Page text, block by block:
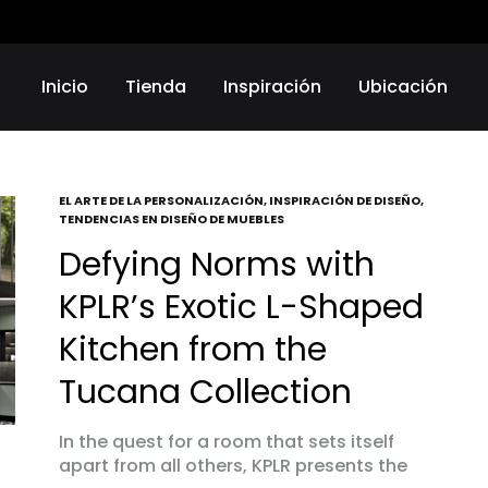
Inicio Tienda
Compactos
ELECTRODOMÉSTICOS
Griferias
Parrillas
Microondas
Otro
Inspiración Ubicación
EL ARTE DE LA PERSONALIZACIÓN,INSPIRACIÓN DE DISEÑO,
TENDENCIAS EN DISEÑO DE MUEBLES
Defying Norms with
KPLR’s Exotic L-Shaped
Kitchen from the
Tucana Collection
In the quest for a room that sets itself
apart from all others, KPLR presents the